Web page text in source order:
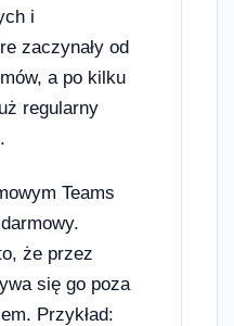
i
zaczynały od
a po kilku
regularny
Teams
że przez
się go poza
Przykład: